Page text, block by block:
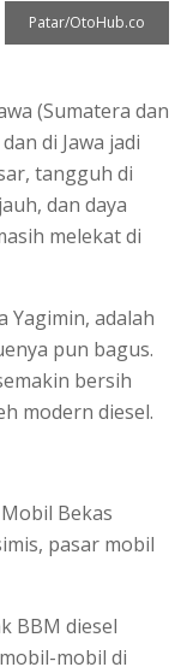
Patar/OtoHub.co
(Sumatera dan
di Jawa jadi
tangguh di
dan daya
melekat di
Yagimin, adalah
pun bagus.
bersih
modern diesel.
Bekas
pasar mobil
BBM diesel
mobil di